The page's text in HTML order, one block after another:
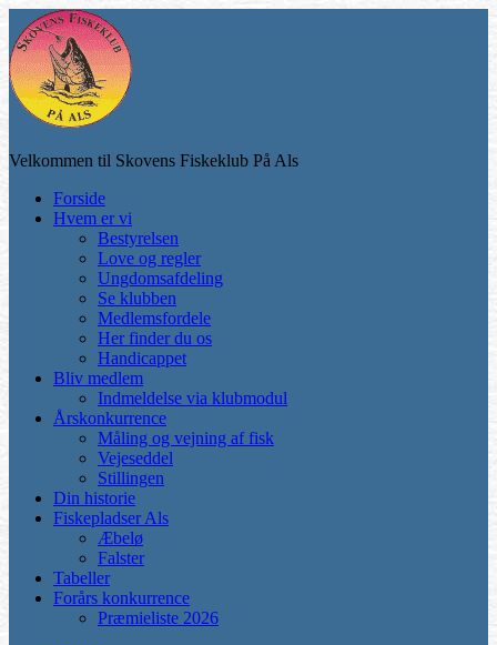
Skip
to
main
content
Velkommen til Skovens Fiskeklub På Als
Toggle
mobile
Forside
Hvem er vi
Bestyrelsen
Love og regler
Ungdomsafdeling
Se klubben
Medlemsfordele
Her finder du os
Handicappet
Bliv medlem
Indmeldelse via klubmodul
Årskonkurrence
Måling og vejning af fisk
Vejeseddel
Stillingen
Din historie
Fiskepladser Als
Æbelø
Falster
Tabeller
Forårs konkurrence
Præmieliste 2026